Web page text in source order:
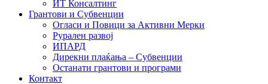
ИТ Консалтинг
Грантови и Субвенции
Огласи и Повици за Активни Мерки
Рурален развој
ИПАРД
Дирекни плаќања – Субвенции
Останати грантови и програми
Контакт